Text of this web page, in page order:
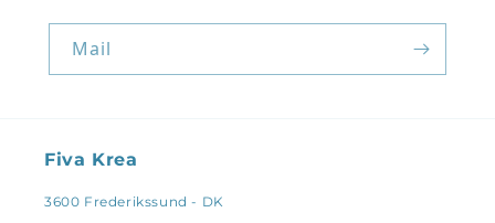
Mail
Fiva Krea
3600 Frederikssund - DK
din ønskeliste og se dine tidligere gemte varer.
Log ind